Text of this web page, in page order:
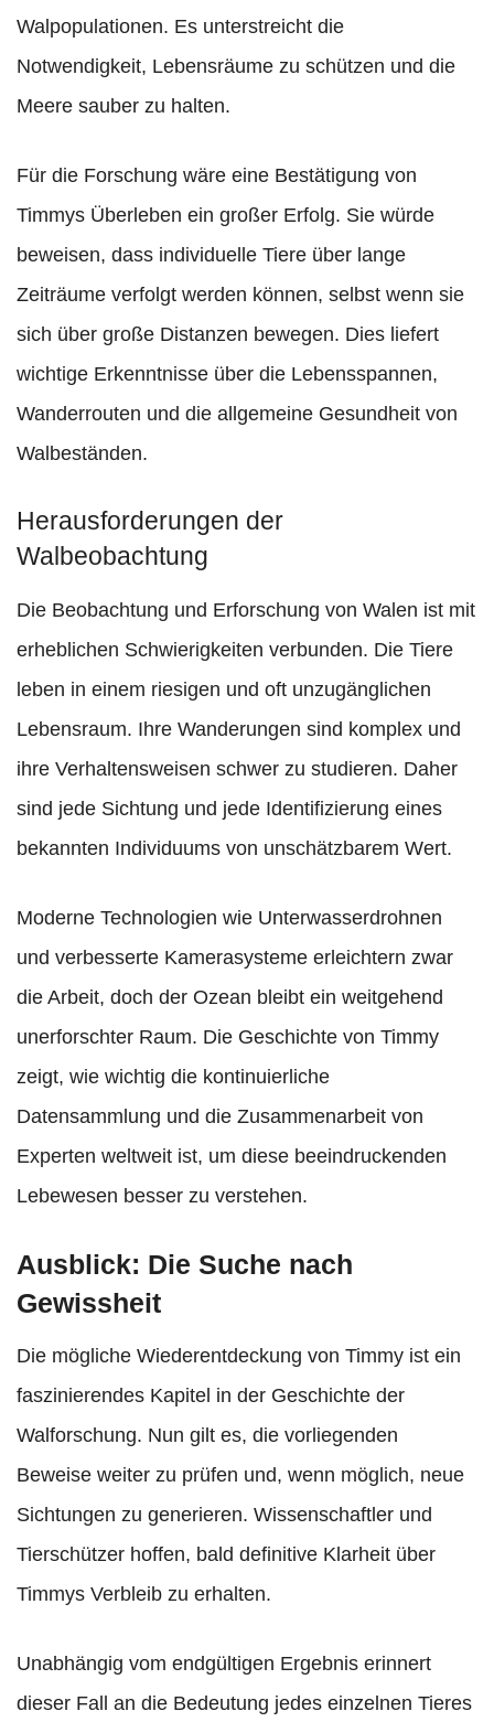
Walpopulationen. Es unterstreicht die
Notwendigkeit, Lebensräume zu schützen und die
Meere sauber zu halten.
Für die Forschung wäre eine Bestätigung von
Timmys Überleben ein großer Erfolg. Sie würde
beweisen, dass individuelle Tiere über lange
Zeiträume verfolgt werden können, selbst wenn sie
sich über große Distanzen bewegen. Dies liefert
wichtige Erkenntnisse über die Lebensspannen,
Wanderrouten und die allgemeine Gesundheit von
Walbeständen.
Herausforderungen der
Walbeobachtung
Die Beobachtung und Erforschung von Walen ist mit
erheblichen Schwierigkeiten verbunden. Die Tiere
leben in einem riesigen und oft unzugänglichen
Lebensraum. Ihre Wanderungen sind komplex und
ihre Verhaltensweisen schwer zu studieren. Daher
sind jede Sichtung und jede Identifizierung eines
bekannten Individuums von unschätzbarem Wert.
Moderne Technologien wie Unterwasserdrohnen
und verbesserte Kamerasysteme erleichtern zwar
die Arbeit, doch der Ozean bleibt ein weitgehend
unerforschter Raum. Die Geschichte von Timmy
zeigt, wie wichtig die kontinuierliche
Datensammlung und die Zusammenarbeit von
Experten weltweit ist, um diese beeindruckenden
Lebewesen besser zu verstehen.
Ausblick: Die Suche nach
Gewissheit
Die mögliche Wiederentdeckung von Timmy ist ein
faszinierendes Kapitel in der Geschichte der
Walforschung. Nun gilt es, die vorliegenden
Beweise weiter zu prüfen und, wenn möglich, neue
Sichtungen zu generieren. Wissenschaftler und
Tierschützer hoffen, bald definitive Klarheit über
Timmys Verbleib zu erhalten.
Unabhängig vom endgültigen Ergebnis erinnert
dieser Fall an die Bedeutung jedes einzelnen Tieres